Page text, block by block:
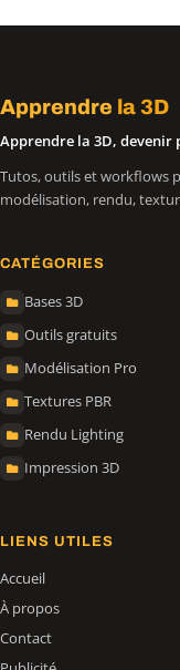
Apprendre la 3D
Apprendre la 3D, devenir
Tutos, outils et workflows
modélisation, rendu,
CATÉGORIES
Bases 3D
Outils gratuits
Modélisation Pro
Textures PBR
Rendu Lighting
Impression 3D
LIENS UTILES
Accueil
À propos
Contact